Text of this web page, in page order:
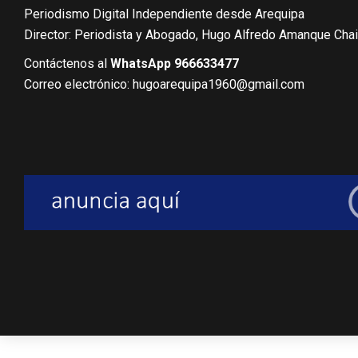
Periodismo Digital Independiente desde Arequipa
Director: Periodista y Abogado, Hugo Alfredo Amanque
Contáctenos al WhatsApp 966633477
Correo electrónico: hugoarequipa1960@gmail.com